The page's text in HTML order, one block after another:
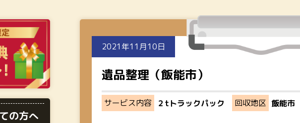
遺品整理（飯能市）
2021年11月10日
サービス内容 ２tトラックパック 回収地区 飯能市
の方へ